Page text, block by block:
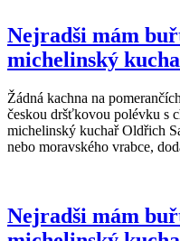
Nejradši mám
michelinský
Žádná kachna na
českou dršťkovou polévku s
michelinský kuchař Oldřich
nebo moravského vrabce,
Nejradši mám